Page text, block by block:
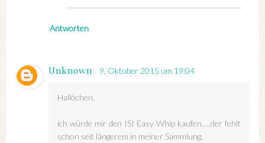
Antworten
Unknown 9. Oktober 2015 um 19:04
Hallöchen,
ich würde mir den ISI Easy Whip kaufen.....der fehlt
schon seit längerem in meiner Sammlung.